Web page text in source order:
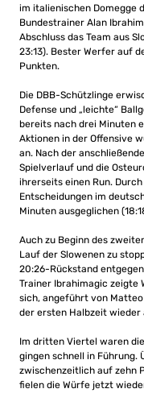
im italienischen Domegge
Bundestrainer Alan
Abschluss das Team aus
23:13). Bester Werfer auf
Punkten.
Die DBB-Schützlinge
Defense und „leichte“
bereits nach drei Minuten
Aktionen in der Offensive
an. Nach der
Spielverlauf und die
ihrerseits einen Run.
Entscheidungen im
Minuten ausgeglichen
Auch zu Beginn des
Lauf der Slowenen zu
20:26-Rückstand
Trainer Ibrahimagic zeigte
sich, angeführt von Matteo
der ersten Halbzeit wieder
Im dritten Viertel waren
gingen schnell in Führung.
zwischenzeitlich auf zehn
fielen die Würfe jetzt